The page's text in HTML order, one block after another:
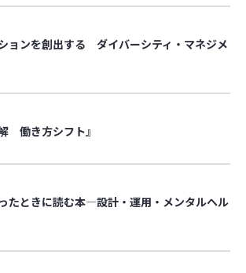
ョンを創出する ダイバーシティ・マネジメ
働き方シフト』
たときに読む本―設計・運用・メンタルヘル